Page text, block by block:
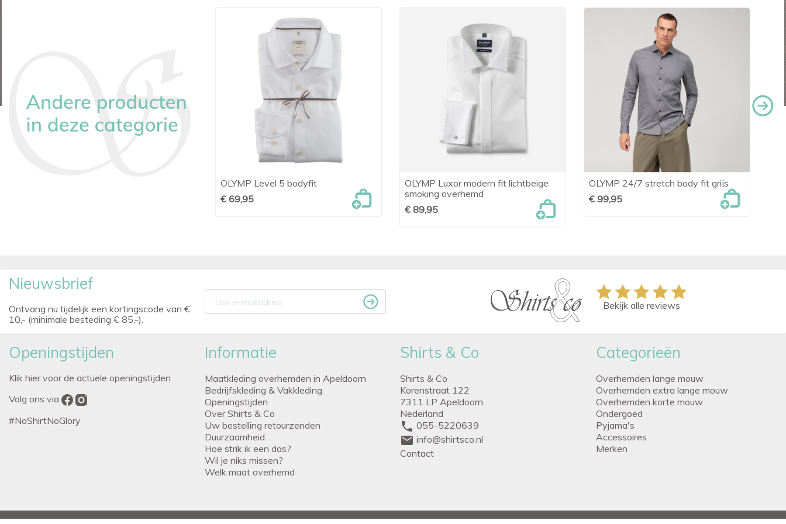
 Snel bekijken
OLYMP Level 5 bodyfit
€ 69,95
 Snel bekijken
OLYMP Luxor modern fit lichtbeige
smoking overhemd
€ 89,95
 Snel bekijken
OLYMP 24/7 stretch body fit grijs
€ 99,95
Nieuwsbrief
Ontvang nu tijdelijk een kortingscode van €
10,- (minimale besteding € 85,-).
Bekijk alle reviews
Openingstijden
Klik hier voor de actuele openingstijden
Volg ons via
#NoShirtNoGlory
Informatie
Maatkleding overhemden in Apeldoorn
Bedrijfskleding & Vakkleding
Openingstijden
Over Shirts & Co
Uw bestelling retourzenden
Duurzaamheid
Hoe strik ik een das?
Wil je niks missen?
Welk maat overhemd
Shirts & Co
Shirts & Co
Korenstraat 122
7311 LP Apeldoorn
Nederland
phone 055-5220639
mail info@shirtsco.nl
Contact
Categorieën
Overhemden lange mouw
Overhemden extra lange mouw
Overhemden korte mouw
Ondergoed
Pyjama's
Accessoires
Merken